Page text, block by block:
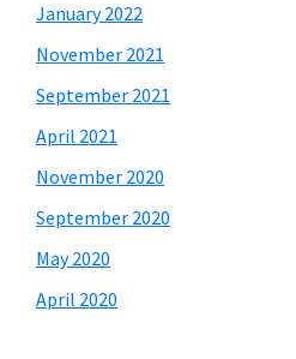
January 2022
November 2021
September 2021
April 2021
November 2020
September 2020
May 2020
April 2020